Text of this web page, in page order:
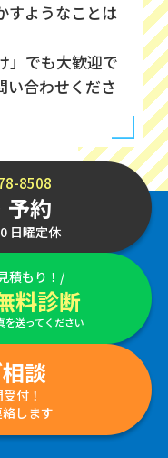
すようなことは
」でも大歓迎で
い合わせくださ
8508
予約
日曜定休
積もり！/
料診断
を送ってください
談
付！
します